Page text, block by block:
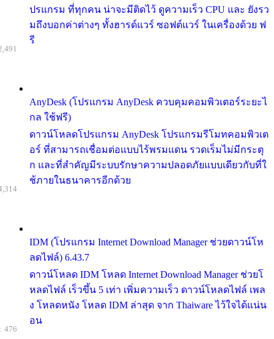
ปรแกรม ที่ทุกคน น่าจะมีติดไว้ ดูความเร็ว CPU และ ยังรว
มถึงบอกค่าต่างๆ ทั้งฮารด์แวร์ ซอฟต์แวร์ ในเครื่องด้วย ฟ
รี
AnyDesk (โปรแกรม AnyDesk ควบคุมคอมพิวเตอร์ระยะไ
กล ใช้ฟรี)
ดาวน์โหลดโปรแกรม AnyDesk โปรแกรมรีโมทคอมพิวเต
อร์ ที่สามารถเชื่อมต่อแบบไร้พรมแดน รวดเร็มไม่มีกระตุ
ก และที่สำคัญมีระบบรักษาความปลอดภัยแบบเดียวกับที่ใ
ช้ภายในธนาคารอีกด้วย
IDM (โปรแกรม Internet Download Manager ช่วยดาวน์โห
ลดไฟล์) 6.43.7
ดาวน์โหลด IDM โหลด Internet Download Manager ช่วยโ
หลดไฟล์ เร็วขึ้น 5 เท่า เพิ่มความเร็ว ดาวน์โหลดไฟล์ เพล
ง โหลดหนัง โหลด IDM ล่าสุด จาก Thaiware ไว้ใจได้แน่น
อน
476